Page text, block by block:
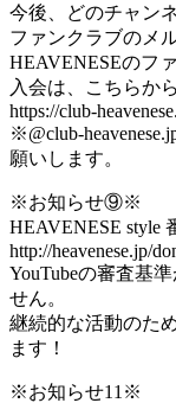
今後、どのチャン
ファンクラブのメ
HEAVENESEのフ
入会は、こちらか
https://club-
※@club-
願いします。
※お知らせ⑨※
HEAVENESE style
http://heavenese.jp/
YouTubeの審査基
せん。
継続的な活動のた
ます！
※お知らせ11※